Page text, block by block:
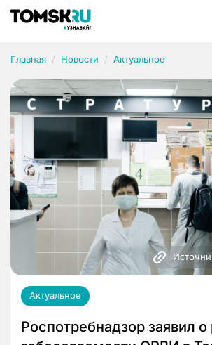
Главная Новости Актуальное
Актуальное
Роспотребнадзор заявил о